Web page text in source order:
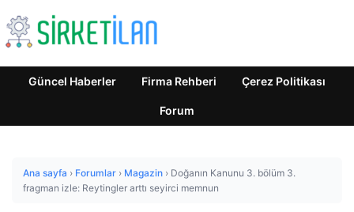
Güncel Haberler Firma Rehberi Çerez Politikası
Forum
Ana sayfa › Forumlar › Magazin › Doğanın Kanunu 3. bölüm 3.
fragman izle: Reytingler arttı seyirci memnun